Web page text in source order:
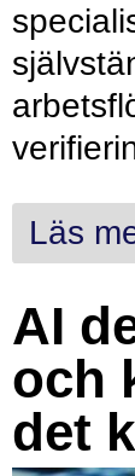
Läs
AI
och
det